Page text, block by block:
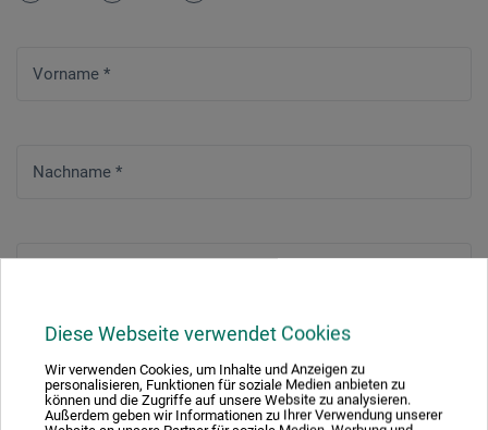
Diese Webseite verwendet Cookies
Wir verwenden Cookies, um Inhalte und Anzeigen zu
personalisieren, Funktionen für soziale Medien anbieten zu
können und die Zugriffe auf unsere Website zu analysieren.
Außerdem geben wir Informationen zu Ihrer Verwendung unserer
Vorname *
Nachname *
Hausnummer*